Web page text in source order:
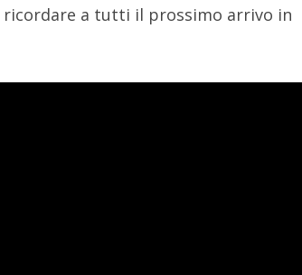
a tutti il prossimo arrivo in